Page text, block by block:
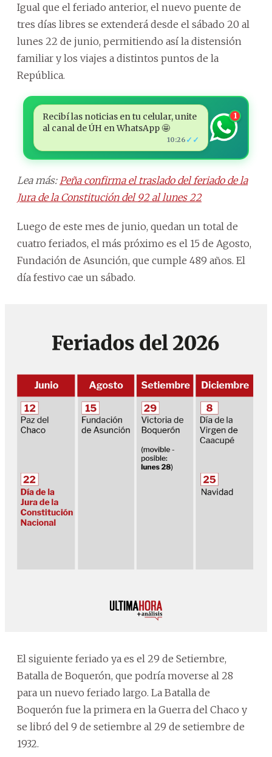
Igual que el feriado anterior, el nuevo puente de
tres días libres se extenderá desde el sábado 20 al
lunes 22 de junio, permitiendo así la distensión
familiar y los viajes a distintos puntos de la
República.
Recibí las noticias en tu celular, unite
al canal de ÚH en WhatsApp 🤩
10:26 ✓✓
1
Lea más: Peña confirma el traslado del feriado de la
Jura de la Constitución del 92 al lunes 22
Luego de este mes de junio, quedan un total de
cuatro feriados, el más próximo es el 15 de Agosto,
Fundación de Asunción, que cumple 489 años. El
día festivo cae un sábado.
El siguiente feriado ya es el 29 de Setiembre,
Batalla de Boquerón, que podría moverse al 28
para un nuevo feriado largo. La Batalla de
Boquerón fue la primera en la Guerra del Chaco y
se libró del 9 de setiembre al 29 de setiembre de
1932.